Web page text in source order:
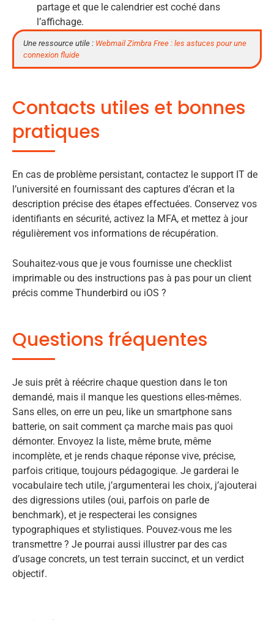
partage et que le calendrier est coché dans
l’affichage.
Une ressource utile : Webmail Zimbra Free : les astuces pour une
connexion fluide
Contacts utiles et bonnes
pratiques
En cas de problème persistant, contactez le support IT de
l’université en fournissant des captures d’écran et la
description précise des étapes effectuées. Conservez vos
identifiants en sécurité, activez la MFA, et mettez à jour
régulièrement vos informations de récupération.
Souhaitez-vous que je vous fournisse une checklist
imprimable ou des instructions pas à pas pour un client
précis comme Thunderbird ou iOS ?
Questions fréquentes
Je suis prêt à réécrire chaque question dans le ton
demandé, mais il manque les questions elles-mêmes.
Sans elles, on erre un peu, like un smartphone sans
batterie, on sait comment ça marche mais pas quoi
démonter. Envoyez la liste, même brute, même
incomplète, et je rends chaque réponse vive, précise,
parfois critique, toujours pédagogique. Je garderai le
vocabulaire tech utile, j’argumenterai les choix, j’ajouterai
des digressions utiles (oui, parfois on parle de
benchmark), et je respecterai les consignes
typographiques et stylistiques. Pouvez-vous me les
transmettre ? Je pourrai aussi illustrer par des cas
d’usage concrets, un test terrain succinct, et un verdict
objectif.